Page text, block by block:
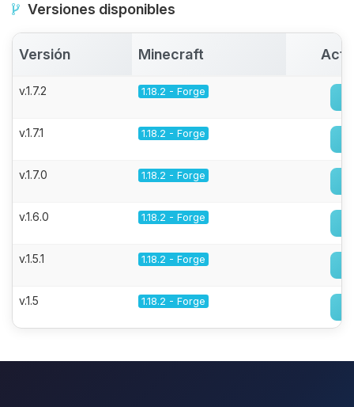
Versiones disponibles
Versión Minecraft
v.1.7.2 1.18.2 - Forge
v.1.7.1 1.18.2 - Forge
v.1.7.0 1.18.2 - Forge
v.1.6.0 1.18.2 - Forge
v.1.5.1 1.18.2 - Forge
v.1.5 1.18.2 - Forge